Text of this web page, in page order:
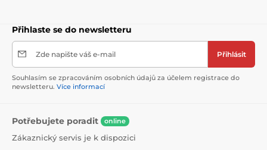
Přihlaste se do newsletteru
Zde napište váš e-mail Přihlásit
Souhlasím se zpracováním osobních údajů za účelem registrace do
newsletteru. Více informací
Potřebujete poradit online
Zákaznický servis je k dispozici